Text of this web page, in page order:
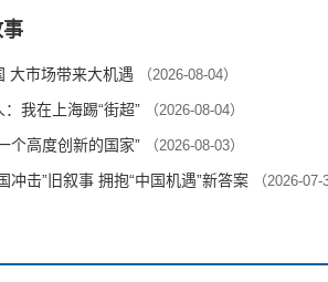
大市场带来大机遇 （2026-08-04）
我在上海踢“街超” （2026-08-04）
个高度创新的国家” （2026-08-03）
冲击”旧叙事 拥抱“中国机遇”新答案 （2026-07-